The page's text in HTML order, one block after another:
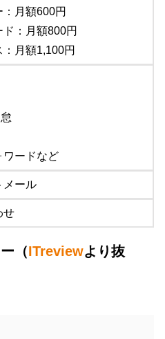
：月額600円
ド：月額800円
月額1,100円
ワードなど
メール
せ
（ITreviewより抜